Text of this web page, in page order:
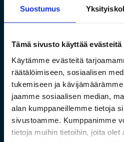
Suostumus
Tämä sivusto käyttää evästeitä
Käytämme evästeitä
räätälöimiseen, sosiaalisen
tukemiseen ja
jaamme sosiaalisen median,
alan kumppaneillemme tietoja
sivustoamme. Kumppanimme
tietoja muihin tietoihin, joita olet